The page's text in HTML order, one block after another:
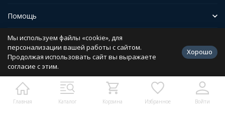
Главная Каталог Корзина Избранное Войти
Помощь
Иформация
Политика персональных данных
Разработано в
bodysite.ru
Мы используем файлы «cookie», для
персонализации вашей работы с сайтом.
Продолжая использовать сайт вы выражаете
согласие с этим.
Хорошо